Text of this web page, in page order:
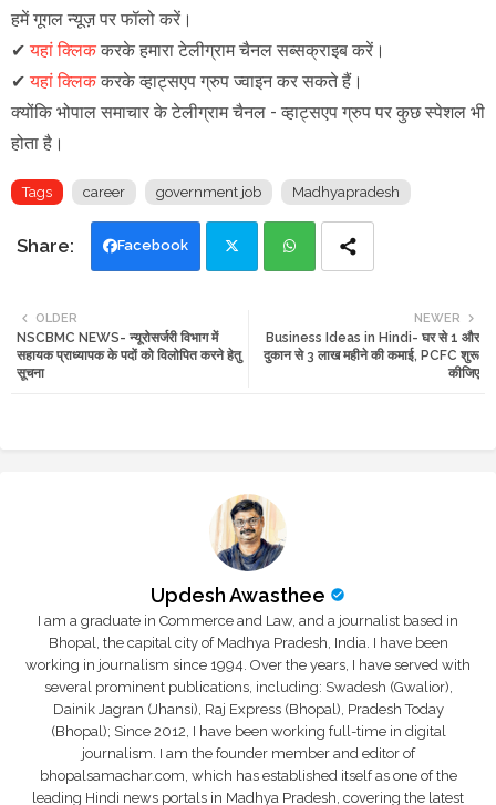
हमें गूगल न्यूज़ पर फॉलो करें ।
✔यहां क्लिककरके हमारा टेलीग्राम चैनल सब्सक्राइब करें।
✔यहां क्लिककरके व्हाट्सएप ग्रुप ज्वाइन कर सकते हैं।
क्योंकि भोपाल समाचार के टेलीग्राम चैनल - व्हाट्सएप ग्रुप पर कुछ स्पेशल भी
होता है।
Tags career government job Madhyapradesh
Facebook
ats
NEWER
Business Ideas in Hindi- घर से 1 और
दुकान से 3 लाख महीने की कमाई, PCFC शुरू
कीजिए
OLDER
NSCBMC NEWS- न्यूरोसर्जरी विभाग में
सहायक प्राध्यापक के पदों को विलोपित करने हेतु
सूचना
Updesh Awasthee
I am a graduate in Commerce and Law, and a journalist based in
Bhopal, the capital city of Madhya Pradesh, India. I have been
working in journalism since 1994. Over the years, I have served with
several prominent publications, including: Swadesh (Gwalior),
Dainik Jagran (Jhansi), Raj Express (Bhopal), Pradesh Today
(Bhopal); Since 2012, I have been working full-time in digital
journalism. I am the founder member and editor of
bhopalsamachar.com, which has established itself as one of the
leading Hindi news portals in Madhya Pradesh, covering the latest